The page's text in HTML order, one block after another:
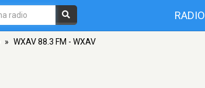
RADIO
» WXAV 88.3 FM - WXAV